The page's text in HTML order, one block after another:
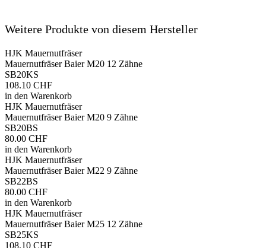
Weitere Produkte von diesem Hersteller
HJK Mauernutfräser
Mauernutfräser Baier M20 12 Zähne
SB20KS
108.10 CHF
in den Warenkorb
HJK Mauernutfräser
Mauernutfräser Baier M20 9 Zähne
SB20BS
80.00 CHF
in den Warenkorb
HJK Mauernutfräser
Mauernutfräser Baier M22 9 Zähne
SB22BS
80.00 CHF
in den Warenkorb
HJK Mauernutfräser
Mauernutfräser Baier M25 12 Zähne
SB25KS
108.10 CHF